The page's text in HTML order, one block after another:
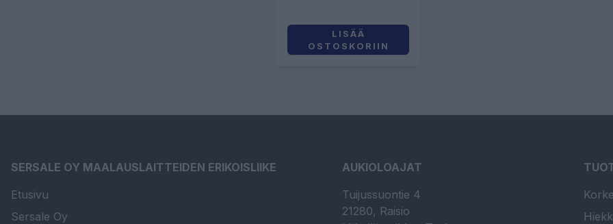
LISÄÄ
OSTOSKORIIN
SERSALE OY MAALAUSLAITTEIDEN ERIKOISLIIKE
Etusivu
Sersale Oy
AUKIOLOAJAT
Tuijussuontie 4
21280, Raisio